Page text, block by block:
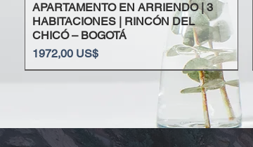
APARTAMENTO EN ARRIENDO | 3
HABITACIONES | RINCÓN DEL
CHICÓ – BOGOTÁ
Precio
1972,00 US$
Punta Cana | Rep. Dominicana